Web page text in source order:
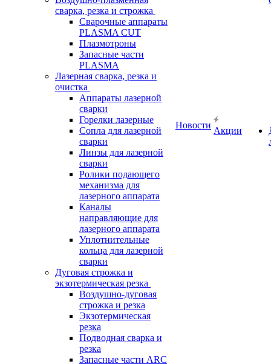
сварка, резка и строжка
Сварочные аппараты
PLASMA CUT
Плазмотроны
Запасные части
PLASMA
Лазерная сварка, резка и
очистка
Аппараты лазерной
сварки
Горелки лазерные
Сопла для лазерной
сварки
Линзы для лазерной
сварки
Ролики подающего
механизма для
лазерного аппарата
Каналы
направляющие для
лазерного аппарата
Уплотнительные
кольца для лазерной
сварки
Дуговая строжка и
экзотермическая резка
Воздушно-дуговая
строжка и резка
Экзотермическая
резка
Подводная сварка и
резка
Запасные части ARC
Новости
Акции